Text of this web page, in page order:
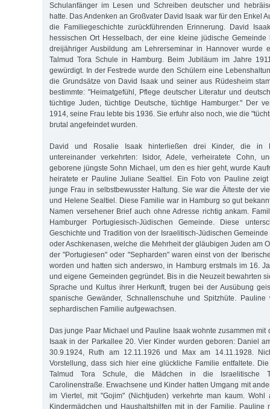
Schulanfänger im Lesen und Schreiben deutscher und
hatte. Das Andenken an Großvater David Isaak war für den Enkel
die Familiegeschichte zurückführenden Erinnerung. David
hessischen Ort Hesselbach, der eine kleine jüdische Gemeinde
dreijähriger Ausbildung am Lehrerseminar in Hannover wurde
Talmud Tora Schule in Hamburg. Beim Jubiläum im Jahre
gewürdigt. In der Festrede wurde den Schülern eine
die Grundsätze von David Isaak und seiner aus Rüdesheim
bestimmte: "Heimatgefühl, Pflege deutscher Literatur und
tüchtige Juden, tüchtige Deutsche, tüchtige Hamburger." Der
1914, seine Frau lebte bis 1936. Sie erfuhr also noch, wie die
brutal angefeindet wurden.
David und Rosalie Isaak hinterließen drei Kinder, die in
untereinander verkehrten: Isidor, Adele, verheiratete Cohn,
geborene jüngste Sohn Michael, um den es hier geht, wurde
heiratete er Pauline Juliane Sealtiel. Ein Foto von Pauline
junge Frau in selbstbewusster Haltung. Sie war die Älteste der
und Helene Sealtiel. Diese Familie war in Hamburg so gut
Namen versehener Brief auch ohne Adresse richtig ankam.
Hamburger Portugiesisch-Jüdischen Gemeinde. Diese
Geschichte und Tradition von der Israelitisch-Jüdischen
oder Aschkenasen, welche die Mehrheit der gläubigen Juden am
der "Portugiesen" oder "Sepharden" waren einst von der
worden und hatten sich anderswo, in Hamburg erstmals im 16.
und eigene Gemeinden gegründet. Bis in die Neuzeit bewahrten
Sprache und Kultus ihrer Herkunft, trugen bei der Ausübung
spanische Gewänder, Schnallenschuhe und Spitzhüte.
sephardischen Familie aufgewachsen.
Das junge Paar Michael und Pauline Isaak wohnte zusammen mit
Isaak in der Parkallee 20. Vier Kinder wurden geboren: Daniel
30.9.1924, Ruth am 12.11.1926 und Max am 14.11.1928.
Vorstellung, dass sich hier eine glückliche Familie entfaltete.
Talmud Tora Schule, die Mädchen in die Israelitische
Carolinenstraße. Erwachsene und Kinder hatten Umgang mit
im Viertel, mit "Gojim" (Nichtjuden) verkehrte man kaum. Wohl
Kindermädchen und Haushaltshilfen mit in der Familie. Pauline